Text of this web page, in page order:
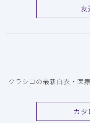
友
クラシコの最新白衣・医
カタ